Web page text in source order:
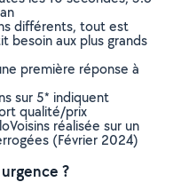
différents, tout est
besoin aux plus grands
première réponse à
sur 5* indiquent
qualité/prix
réalisée sur un
(Février 2024)
?